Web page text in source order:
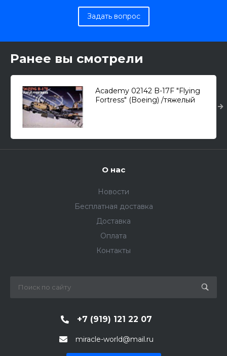
Задать вопрос
Ранее вы смотрели
Academy 02142 B-17F "Flying
Fortress" (Boeing) /тяжелый
О нас
Новости
Бесплатная доставка
Доставка
Оплата
Контакты
+7 (919) 121 22 07
miracle-world@mail.ru